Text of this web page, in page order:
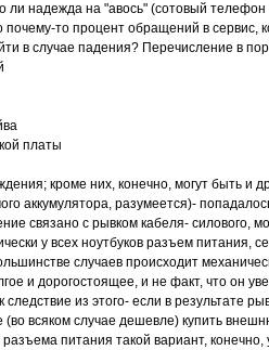
ли надежда на "авось" (сотовый
почему-то процент обращений в сервис,
в случае падения? Перечисление в
платы
кроме них, конечно, могут быть и
аккумулятора, разумеется)-
связано с рывком кабеля- силового,
у всех ноутбуков разъем
случаев происходит
и дорогостоящее, и не факт, что он
из этого- если в результате
всяком случае дешевле) купить
питания такой вариант,